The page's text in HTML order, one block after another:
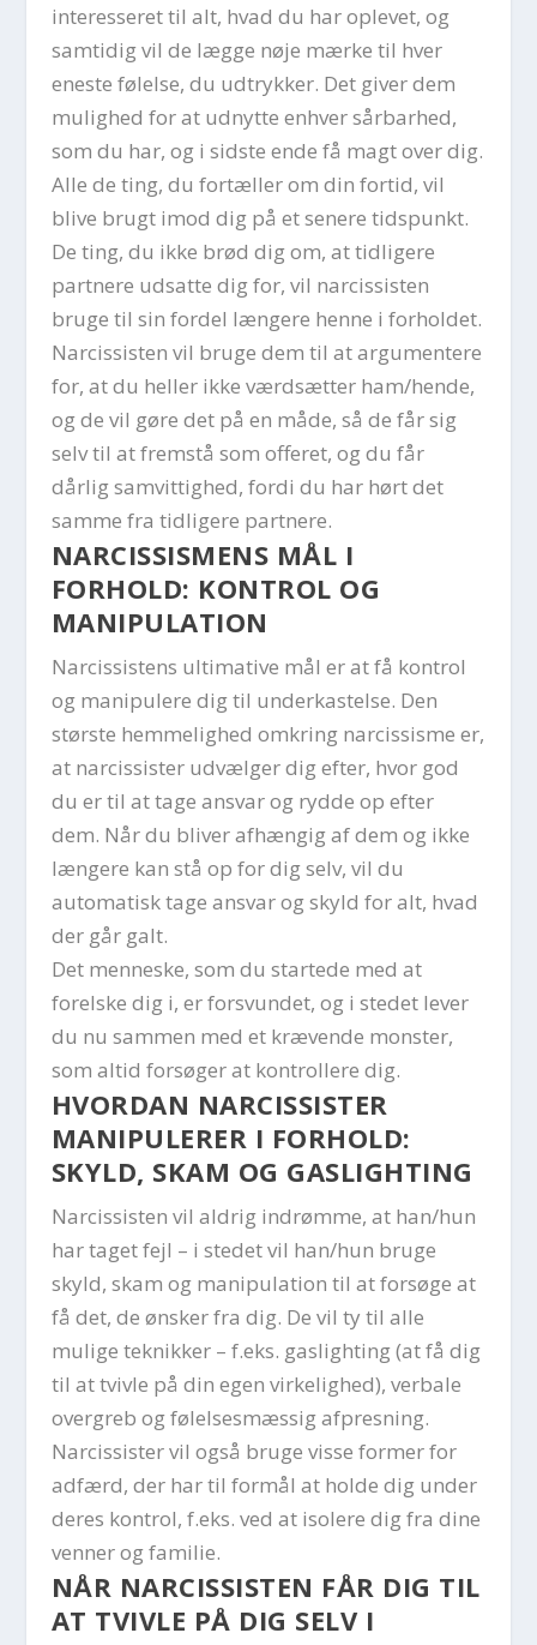
interesseret til alt, hvad du har oplevet, og
samtidig vil de lægge nøje mærke til hver
eneste følelse, du udtrykker. Det giver dem
mulighed for at udnytte enhver sårbarhed,
som du har, og i sidste ende få magt over dig.
Alle de ting, du fortæller om din fortid, vil
blive brugt imod dig på et senere tidspunkt.
De ting, du ikke brød dig om, at tidligere
partnere udsatte dig for, vil narcissisten
bruge til sin fordel længere henne i forholdet.
Narcissisten vil bruge dem til at argumentere
for, at du heller ikke værdsætter ham/hende,
og de vil gøre det på en måde, så de får sig
selv til at fremstå som offeret, og du får
dårlig samvittighed, fordi du har hørt det
samme fra tidligere partnere.
NARCISSISMENS MÅL I
FORHOLD: KONTROL OG
MANIPULATION
Narcissistens ultimative mål er at få kontrol
og manipulere dig til underkastelse. Den
største hemmelighed omkring narcissisme er,
at narcissister udvælger dig efter, hvor god
du er til at tage ansvar og rydde op efter
dem. Når du bliver afhængig af dem og ikke
længere kan stå op for dig selv, vil du
automatisk tage ansvar og skyld for alt, hvad
der går galt.
Det menneske, som du startede med at
forelske dig i, er forsvundet, og i stedet lever
du nu sammen med et krævende monster,
som altid forsøger at kontrollere dig.
HVORDAN NARCISSISTER
MANIPULERER I FORHOLD:
SKYLD, SKAM OG GASLIGHTING
Narcissisten vil aldrig indrømme, at han/hun
har taget fejl – i stedet vil han/hun bruge
skyld, skam og manipulation til at forsøge at
få det, de ønsker fra dig. De vil ty til alle
mulige teknikker – f.eks. gaslighting (at få dig
til at tvivle på din egen virkelighed), verbale
overgreb og følelsesmæssig afpresning.
Narcissister vil også bruge visse former for
adfærd, der har til formål at holde dig under
deres kontrol, f.eks. ved at isolere dig fra dine
venner og familie.
NÅR NARCISSISTEN FÅR DIG TIL
AT TVIVLE PÅ DIG SELV I